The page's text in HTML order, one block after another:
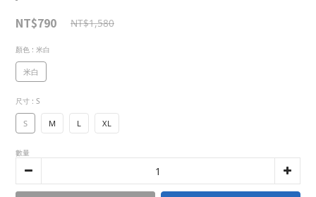
NT$790 NT$1,580
顏色 : 米白
米白
尺寸 : S
S M L XL
數量